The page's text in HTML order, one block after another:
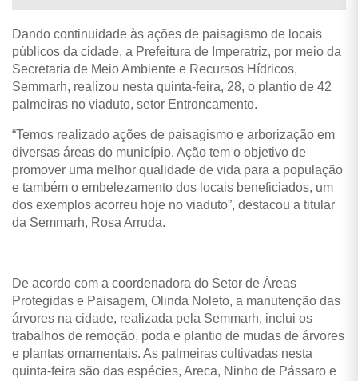
Dando continuidade às ações de paisagismo de locais
públicos da cidade, a Prefeitura de Imperatriz, por meio da
Secretaria de Meio Ambiente e Recursos Hídricos,
Semmarh, realizou nesta quinta-feira, 28, o plantio de 42
palmeiras no viaduto, setor Entroncamento.
“Temos realizado ações de paisagismo e arborização em
diversas áreas do município. Ação tem o objetivo de
promover uma melhor qualidade de vida para a população
e também o embelezamento dos locais beneficiados, um
dos exemplos acorreu hoje no viaduto”, destacou a titular
da Semmarh, Rosa Arruda.
De acordo com a coordenadora do Setor de Áreas
Protegidas e Paisagem, Olinda Noleto, a manutenção das
árvores na cidade, realizada pela Semmarh, inclui os
trabalhos de remoção, poda e plantio de mudas de árvores
e plantas ornamentais. As palmeiras cultivadas nesta
quinta-feira são das espécies, Areca, Ninho de Pássaro e